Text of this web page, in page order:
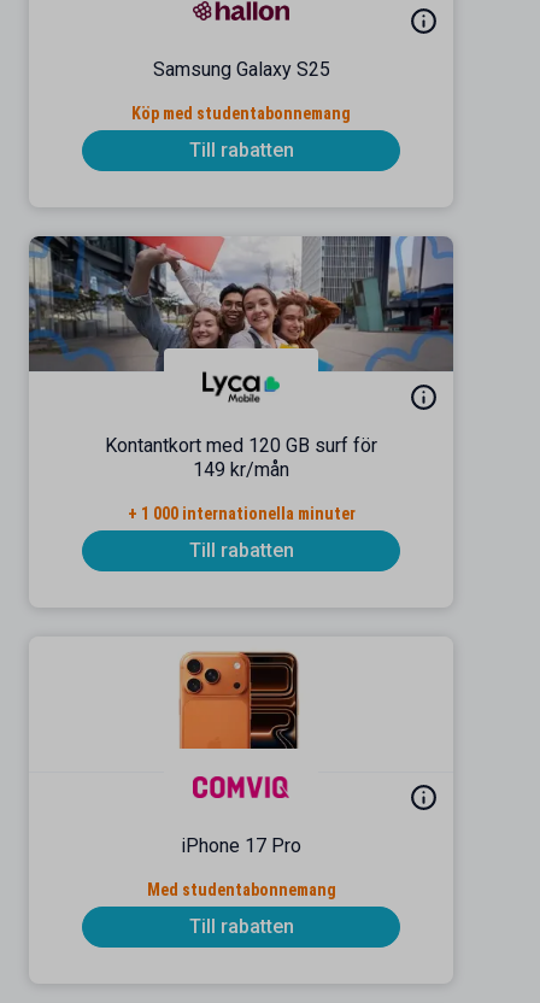
Samsung Galaxy S25
Köp med studentabonnemang
Till rabatten
Kontantkort med 120 GB surf för
149 kr/mån
+ 1 000 internationella minuter
Till rabatten
iPhone 17 Pro
Med studentabonnemang
Till rabatten